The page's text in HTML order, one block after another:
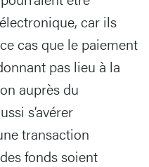
car ils
cas que le paiement
pas lieu à la
auprès du
s’avérer
transaction
fonds soient